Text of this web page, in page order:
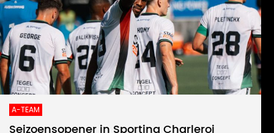
A-TEAM
Seizoensopener in Sporting Charleroi